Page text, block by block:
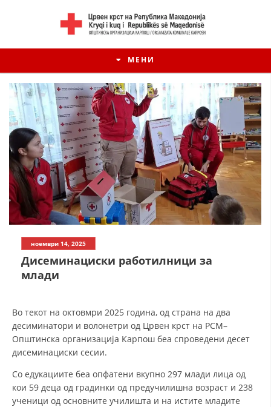
МЕНИ
ПРИРАЧНИЦИ
СТРАТЕГИИ
ноември 14, 2025
Дисеминациски работилници за
млади
Во текот на октовмри 2025 година, од страна на два
десиминатори и волонетри од Црвен крст на РСМ–
Општинска организација Карпош беа спроведени десет
дисеминациски сесии.
Со едукациите беа опфатени вкупно 297 млади лица од
кои 59 деца од градинки од предучилишна возраст и 238
ученици од основните училишта и на истите младите